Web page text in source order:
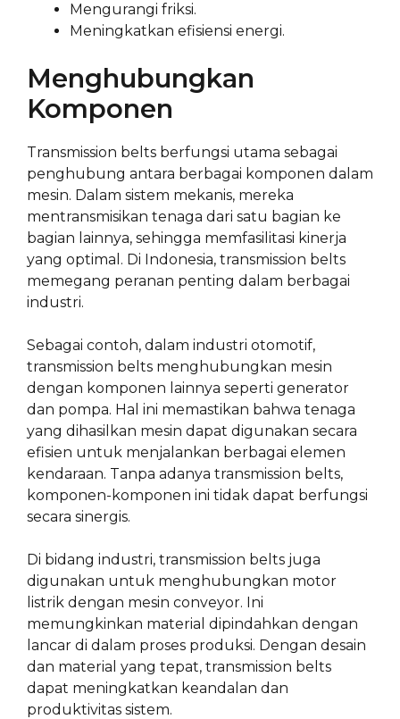
Mengurangi friksi.
Meningkatkan efisiensi energi.
Menghubungkan
Komponen
Transmission belts berfungsi utama sebagai
penghubung antara berbagai komponen dalam
mesin. Dalam sistem mekanis, mereka
mentransmisikan tenaga dari satu bagian ke
bagian lainnya, sehingga memfasilitasi kinerja
yang optimal. Di Indonesia, transmission belts
memegang peranan penting dalam berbagai
industri.
Sebagai contoh, dalam industri otomotif,
transmission belts menghubungkan mesin
dengan komponen lainnya seperti generator
dan pompa. Hal ini memastikan bahwa tenaga
yang dihasilkan mesin dapat digunakan secara
efisien untuk menjalankan berbagai elemen
kendaraan. Tanpa adanya transmission belts,
komponen-komponen ini tidak dapat berfungsi
secara sinergis.
Di bidang industri, transmission belts juga
digunakan untuk menghubungkan motor
listrik dengan mesin conveyor. Ini
memungkinkan material dipindahkan dengan
lancar di dalam proses produksi. Dengan desain
dan material yang tepat, transmission belts
dapat meningkatkan keandalan dan
produktivitas sistem.